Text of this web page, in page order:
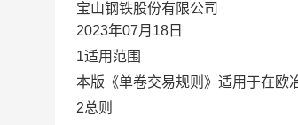
宝山钢铁股份有限公司
2023年07月18日
1适用范围
本版《单卷交易规则》适用于在欧
2总则